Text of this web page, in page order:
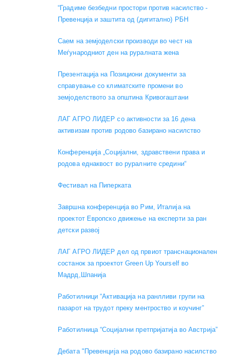
“Градиме безбедни простори против насилство -
Превенција и заштита од (дигитално) РБН
Саем на земјоделски производи во чест на
Меѓународниот ден на руралната жена
Презентација на Позициони документи за
справување со климатските промени во
земјоделството за општина Кривогаштани
ЛАГ АГРО ЛИДЕР со активности за 16 дена
активизам против родово базирано насилство
Конференција „Социјални, здравствени права и
родова еднаквост во руралните средини“
Фестивал на Пиперката
Завршна конференција во Рим, Италија на
проектот Европско движење на експерти за ран
детски развој
ЛАГ АГРО ЛИДЕР дел од првиот транснационален
состанок за проектот Green Up Yourself во
Мадрд,Шпанија
Работилници “Активација на ранлливи групи на
пазарот на трудот преку ментроство и коучинг”
Работилница “Социјални претпријатија во Австрија”
Дебата "Превенција на родово базирано насилство